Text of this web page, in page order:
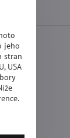
jeho
stran
USA